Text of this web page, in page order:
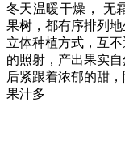
冬天温暖干燥， 无
果树，都有序排列
立体种植方式，互
的照射，产出果实
后紧跟着浓郁的甜
果汁多